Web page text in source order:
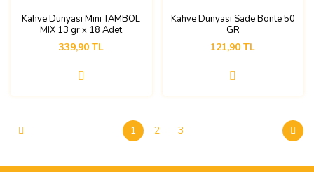
Kahve Dünyası Mini TAMBOL
MIX 13 gr x 18 Adet
339,90 TL
Kahve Dünyası Sade Bonte 50
GR
121,90 TL
1 2 3